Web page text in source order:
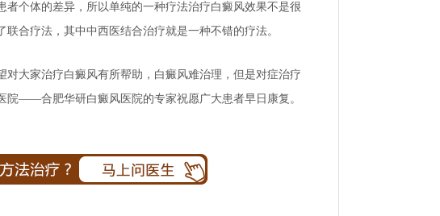
个体的差异，所以单纯的一种疗法治疗白癜风效果不是很
合疗法，其中中西医结合治疗就是一种不错的疗法。
大家治疗白癜风有所帮助，白癜风难治理，但是对症治疗
院——合肥华研白癜风医院的专家祝愿广大患者早日康复。